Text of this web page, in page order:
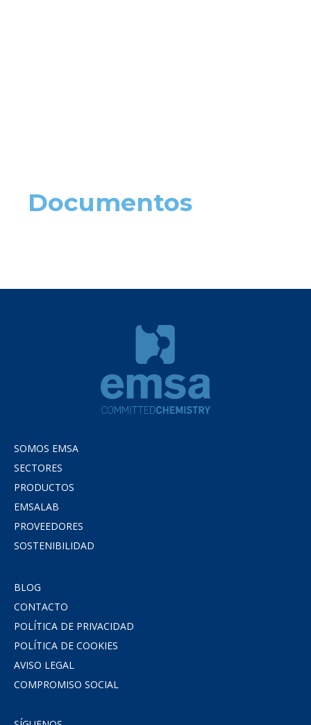
Documentos
SOMOS EMSA
SECTORES
PRODUCTOS
EMSALAB
PROVEEDORES
SOSTENIBILIDAD
BLOG
CONTACTO
POLÍTICA DE PRIVACIDAD
POLÍTICA DE COOKIES
AVISO LEGAL
COMPROMISO SOCIAL